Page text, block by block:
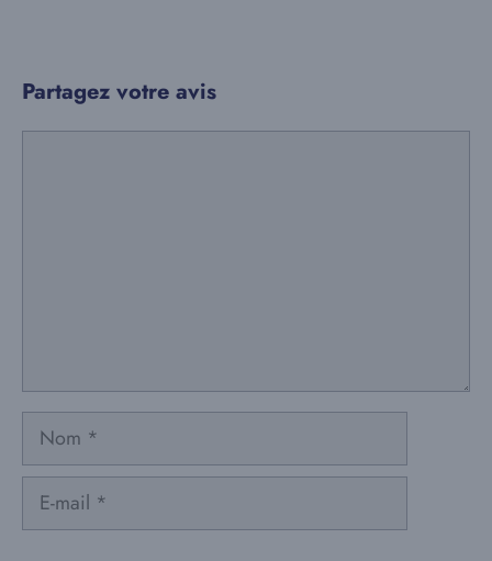
Partagez votre avis
Nom
mail